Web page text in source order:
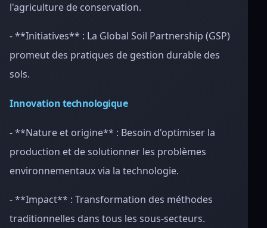
l'agriculture de conservation.
- **Initiatives** : La Global Soil Partnership (GSP)
promeut des pratiques de gestion durable des
sols.
Innovation technologique
- **Nature et origine** : Besoin d'optimiser la
production et de solutionner les problèmes
environnementaux via la technologie.
- **Impact** : Transformation des méthodes
traditionnelles dans tous les sous-secteurs.